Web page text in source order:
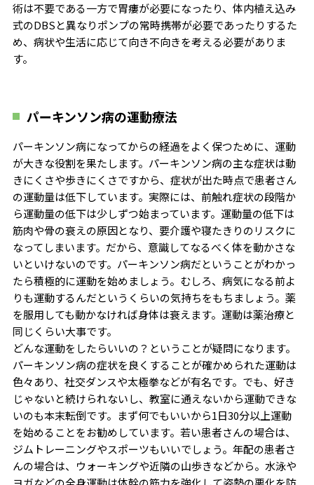
術は不要である一方で胃瘻が必要になったり、体内植え込み
式のDBSと異なりポンプの常時携帯が必要であったりするた
め、病状や生活に応じて向き不向きを考える必要がありま
す。
パーキンソン病の運動療法
パーキンソン病になってからの経過をよく保つために、運動
が大きな役割を果たします。パーキンソン病の主な症状は動
きにくさや歩きにくさですから、症状が出た時点で患者さん
の運動量は低下しています。実際には、前触れ症状の段階か
ら運動量の低下は少しずつ始まっています。運動量の低下は
筋肉や骨の衰えの原因となり、要介護や寝たきりのリスクに
なってしまいます。だから、意識してなるべく体を動かさな
いといけないのです。パーキンソン病だということがわかっ
たら積極的に運動を始めましょう。むしろ、病気になる前よ
りも運動するんだというくらいの気持ちをもちましょう。薬
を服用しても動かなければ身体は衰えます。運動は薬治療と
同じくらい大事です。
どんな運動をしたらいいの？ということが疑問になります。
パーキンソン病の症状を良くすることが確かめられた運動は
色々あり、社交ダンスや太極拳などが有名です。でも、好き
じゃないと続けられないし、教室に通えないから運動できな
いのも本末転倒です。まず何でもいいから1日30分以上運動
を始めることをお勧めしています。若い患者さんの場合は、
ジムトレーニングやスポーツもいいでしょう。年配の患者さ
んの場合は、ウォーキングや近隣の山歩きなどから。水泳や